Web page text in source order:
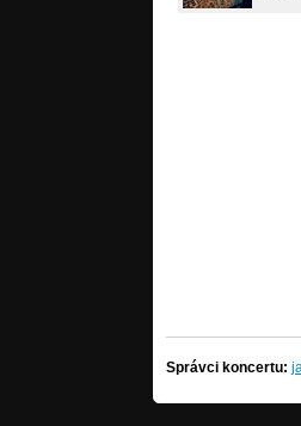
Správci koncertu: